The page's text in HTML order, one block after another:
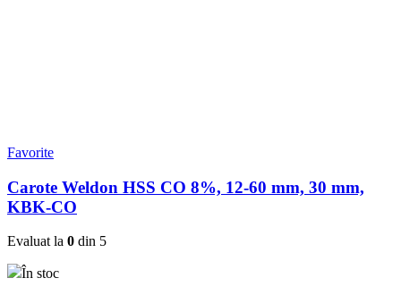
Favorite
Carote Weldon HSS CO 8%, 12-60 mm, 30 mm,
KBK-CO
Evaluat la 0 din 5
În stoc